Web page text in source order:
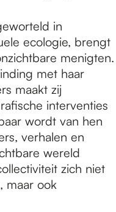
in
ecologie, brengt
menigten.
met haar
maakt zij
interventies
wordt van hen
verhalen en
wereld
zich niet
maar ook